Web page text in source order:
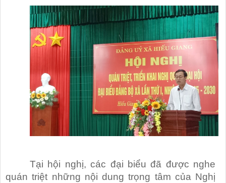
Tại hội nghị, các đại biểu đã được nghe
quán triệt những nội dung trọng tâm của Nghị